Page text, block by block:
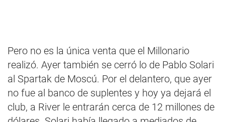
Pero no es la única venta que el Millonario
realizó. Ayer también se cerró lo de Pablo Solari
al Spartak de Moscú. Por el delantero, que ayer
no fue al banco de suplentes y hoy ya dejará el
club, a River le entrarán cerca de 12 millones de